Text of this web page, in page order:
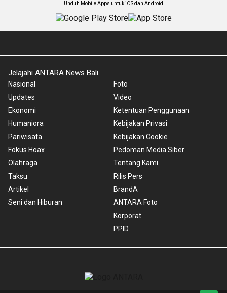
Unduh Mobile Apps untuk iOS dan Android
Jelajahi ANTARA News Bali
Nasional
Updates
Ekonomi
Humaniora
Pariwisata
Fokus Hoax
Olahraga
Taksu
Artikel
Seni dan Hiburan
Foto
Video
Ketentuan Penggunaan
Kebijakan Privasi
Kebijakan Cookie
Pedoman Media Siber
Tentang Kami
Rilis Pers
BrandA
ANTARA Foto
Korporat
PPID